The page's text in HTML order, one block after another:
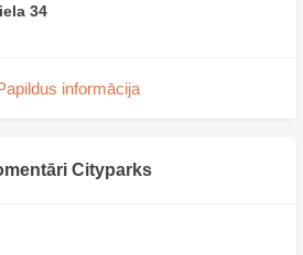
34
informācija
Cityparks